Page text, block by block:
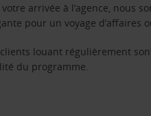
votre arrivée à l’agence, nous
pour un voyage d’affaires
clients louant régulièrement
du programme.